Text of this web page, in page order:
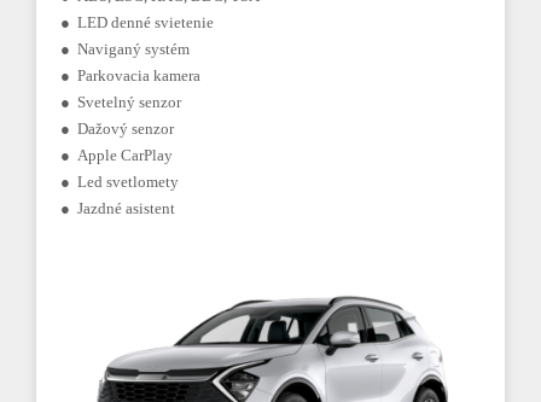
● LED denné svietenie
● Naviganý systém
● Parkovacia kamera
● Svetelný senzor
● Dažový senzor
● Apple CarPlay
● Led svetlomety
● Jazdné asistent